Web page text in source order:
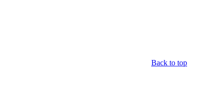
Back to top